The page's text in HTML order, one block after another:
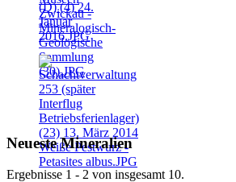
Neueste Mineralien
Ergebnisse 1 - 2 von insgesamt 10.